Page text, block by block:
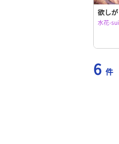
欲し
水花-
6 件